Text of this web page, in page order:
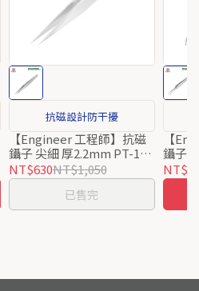
抗磁設計防干擾
【Engineer 工程師】抗磁
鑷子 尖細 厚2.2mm PT-16
日本製
NT$630NT$1,050
已售完
【
鑷子
日本製